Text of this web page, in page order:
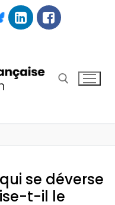
se déverse
t-il le